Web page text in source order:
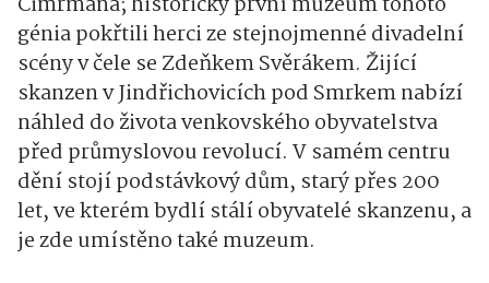
génia pokřtili herci ze stejnojmenné divadelní
scény v čele se Zdeňkem Svěrákem. Žijící
skanzen v Jindřichovicích pod Smrkem nabízí
náhled do života venkovského obyvatelstva
před průmyslovou revolucí. V samém centru
dění stojí podstávkový dům, starý přes 200
let, ve kterém bydlí stálí obyvatelé skanzenu, a
je zde umístěno také muzeum.